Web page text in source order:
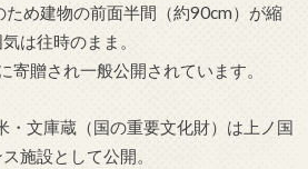
め建物の前面半間（約90cm）が縮
は往時のまま。
寄贈され一般公開されています。
・文庫蔵（国の重要文化財）は上ノ国
施設として公開。